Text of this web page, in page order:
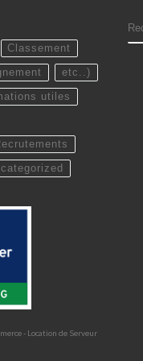
Classement
etc..)
utiles
- Location de Serveur